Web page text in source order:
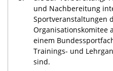
und Nachbereitung
Sportveranstaltungen
Organisationskomitee
einem
Trainings- und
sind.